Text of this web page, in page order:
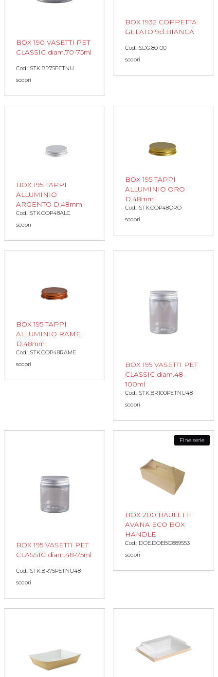
BOX 190 VASETTI PET
CLASSIC diam.70-75ml
Cod.: STK.BR75PETNU
scopri
BOX 1932 COPPETTA
GELATO 9cl.BIANCA
Cod.: SDG.80-00
scopri
BOX 195 TAPPI
ALLUMINIO
ARGENTO D.48mm
Cod.: STK.COP48ALC
scopri
BOX 195 TAPPI
ALLUMINIO ORO
D.48mm
Cod.: STK.COP48ORO
scopri
BOX 195 TAPPI
ALLUMINIO RAME
D.48mm
Cod.: STK.COP48RAME
scopri
BOX 195 VASETTI PET
CLASSIC diam.48-
100ml
Cod.: STK.BR100PETNU48
scopri
BOX 195 VASETTI PET
CLASSIC diam.48-75ml
Cod.: STK.BR75PETNU48
scopri
Fine serie
BOX 200 BAULETTI
AVANA ECO BOX
HANDLE
Cod.: DOE.DOEBO889553
scopri